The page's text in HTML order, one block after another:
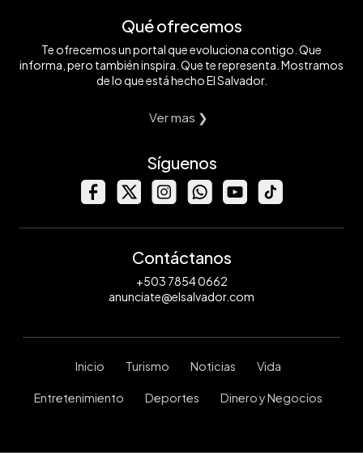
Qué ofrecemos
Te ofrecemos un portal que evoluciona contigo. Que
informa, pero también inspira. Que te representa. Mostramos
de lo que está hecho El Salvador.
Ver mas ❯
Síguenos
Contáctanos
+503 7854 0662
anunciate@elsalvador.com
Inicio Turismo Noticias Vida
Entretenimiento Deportes Dinero y Negocios